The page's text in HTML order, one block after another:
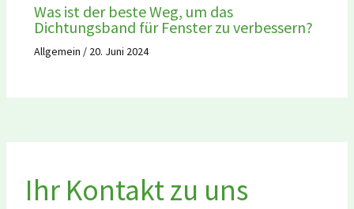
Was ist der beste Weg, um das
Dichtungsband für Fenster zu verbessern?
Allgemein / 20. Juni 2024
Ihr Kontakt zu uns